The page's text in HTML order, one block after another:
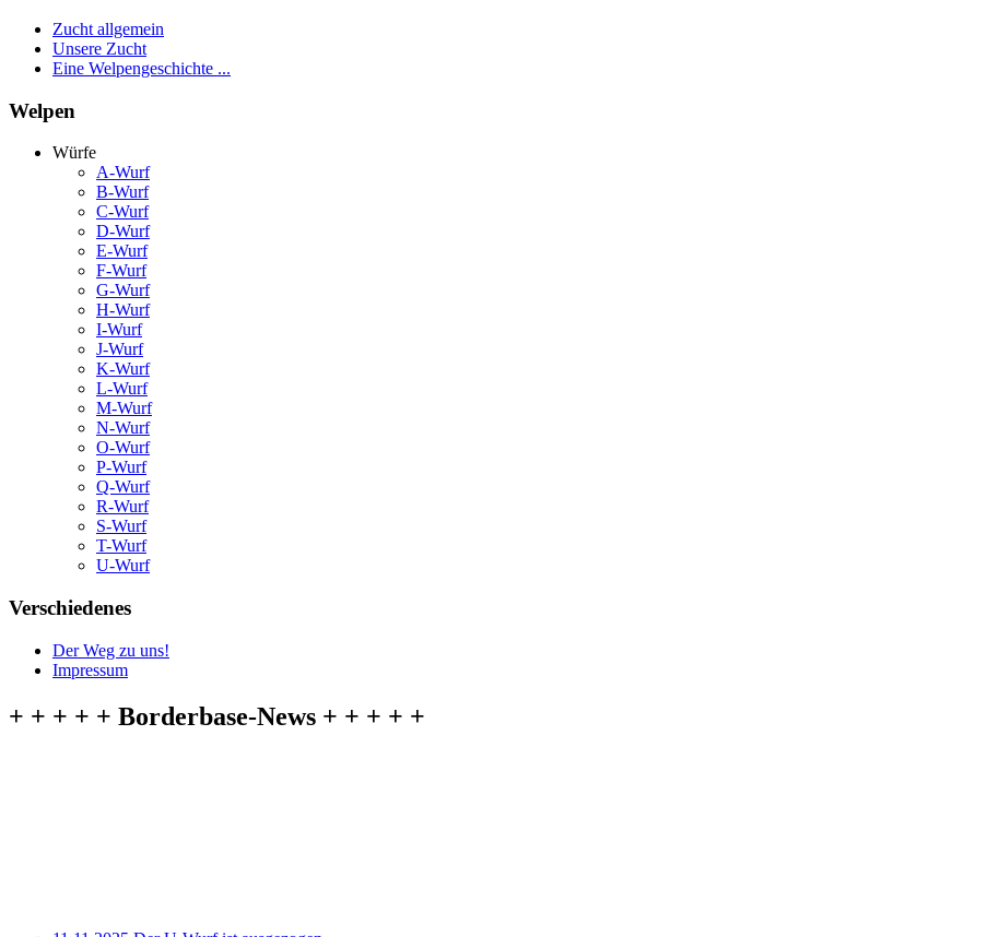
Zucht allgemein
Unsere Zucht
Eine Welpengeschichte ...
Welpen
Würfe
A-Wurf
B-Wurf
C-Wurf
D-Wurf
E-Wurf
F-Wurf
G-Wurf
H-Wurf
I-Wurf
J-Wurf
K-Wurf
L-Wurf
M-Wurf
N-Wurf
O-Wurf
P-Wurf
Q-Wurf
R-Wurf
S-Wurf
T-Wurf
U-Wurf
Verschiedenes
Der Weg zu uns!
Impressum
+ + + + + Borderbase-News + + + + +
11.11.2025 Der U-Wurf ist ausgezogen